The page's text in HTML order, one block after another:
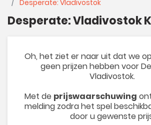
Desperate: Vladivostok
Desperate: Vladivostok
Oh, het ziet er naar uit dat we
geen prijzen hebben voor
Vladivostok.
Met de prijswaarschuwing
melding zodra het spel
door u gewenste